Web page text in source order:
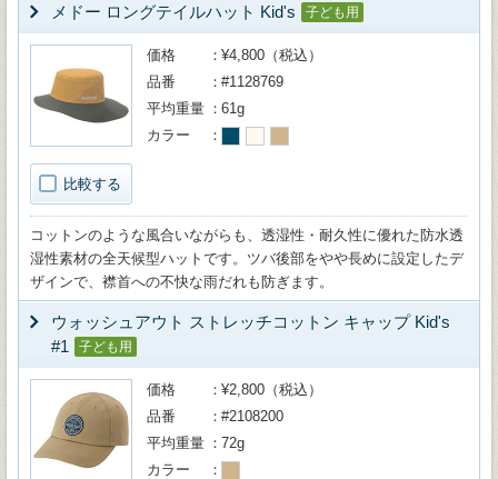
メドー ロングテイルハット Kid's 子ども用
比較する
価格
¥4,800（税込）
品番
#1128769
平均重量
61g
カラー
コットンのような風合いながらも、透湿性・耐久性に優れた防水透
湿性素材の全天候型ハットです。ツバ後部をやや長めに設定したデ
ザインで、襟首への不快な雨だれも防ぎます。
ウォッシュアウト ストレッチコットン キャップ Kid's
#1
子ども用
価格
¥2,800（税込）
品番
#2108200
平均重量
72g
カラー